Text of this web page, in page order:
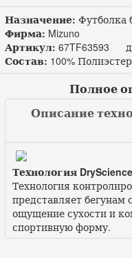
Назначение: Футболка
Фирма: Mizuno
Артикул: 67TF63593
Состав: 100% Полиэстер
Полное
Описание
Технология DryScience
Технология
представляет
ощущение сухости и
спортивную форму.